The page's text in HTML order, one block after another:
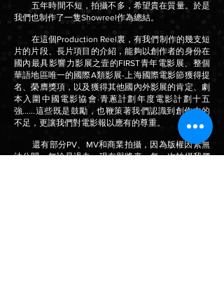
五年時間不短，拍攝不多，希望貴在質量。於是
我們也制作了一隻Showreel作為總結。
在這個Production Reel裏，有我們制作的幾支短
片的片段、長片項目的介紹，能夠以創作者的身份在
國內最具影響力影展之壹的FIRST青年電影展、整個
華語地區唯一的國際A類影展-上海國際電影節獲得提
名、榮膺獎項，以及獲得其他國內外影展的肯定、劇
本入圍中國電影協會·青蔥計劃年度電影計劃十五
強......這些既是鼓勵，也鞭策著我們認識到創作中的
不足，更讓我們對電影報以應有的尊重。
還有部分PV、MV和商業拍攝，因為版權因素無
法公開。無論是過去、現在與將來，每一次拍攝我們